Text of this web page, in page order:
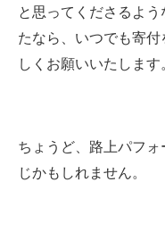
と思ってくださるよ
たなら、いつでも寄
しくお願いいたします
ちょうど、路上パフ
じかもしれません。